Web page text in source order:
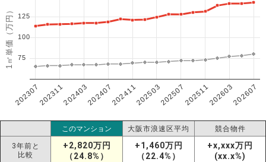
1㎡単価（万円）
202307202311202403202407202411202503202507202511202603202607
75
100
125
このマンション 大阪市浪速区平均 競合物件
3年前と
比較
+2,820万円
（24.8%）
+1,460万円
（22.4%）
+x,xxx万円
(xx.x%)